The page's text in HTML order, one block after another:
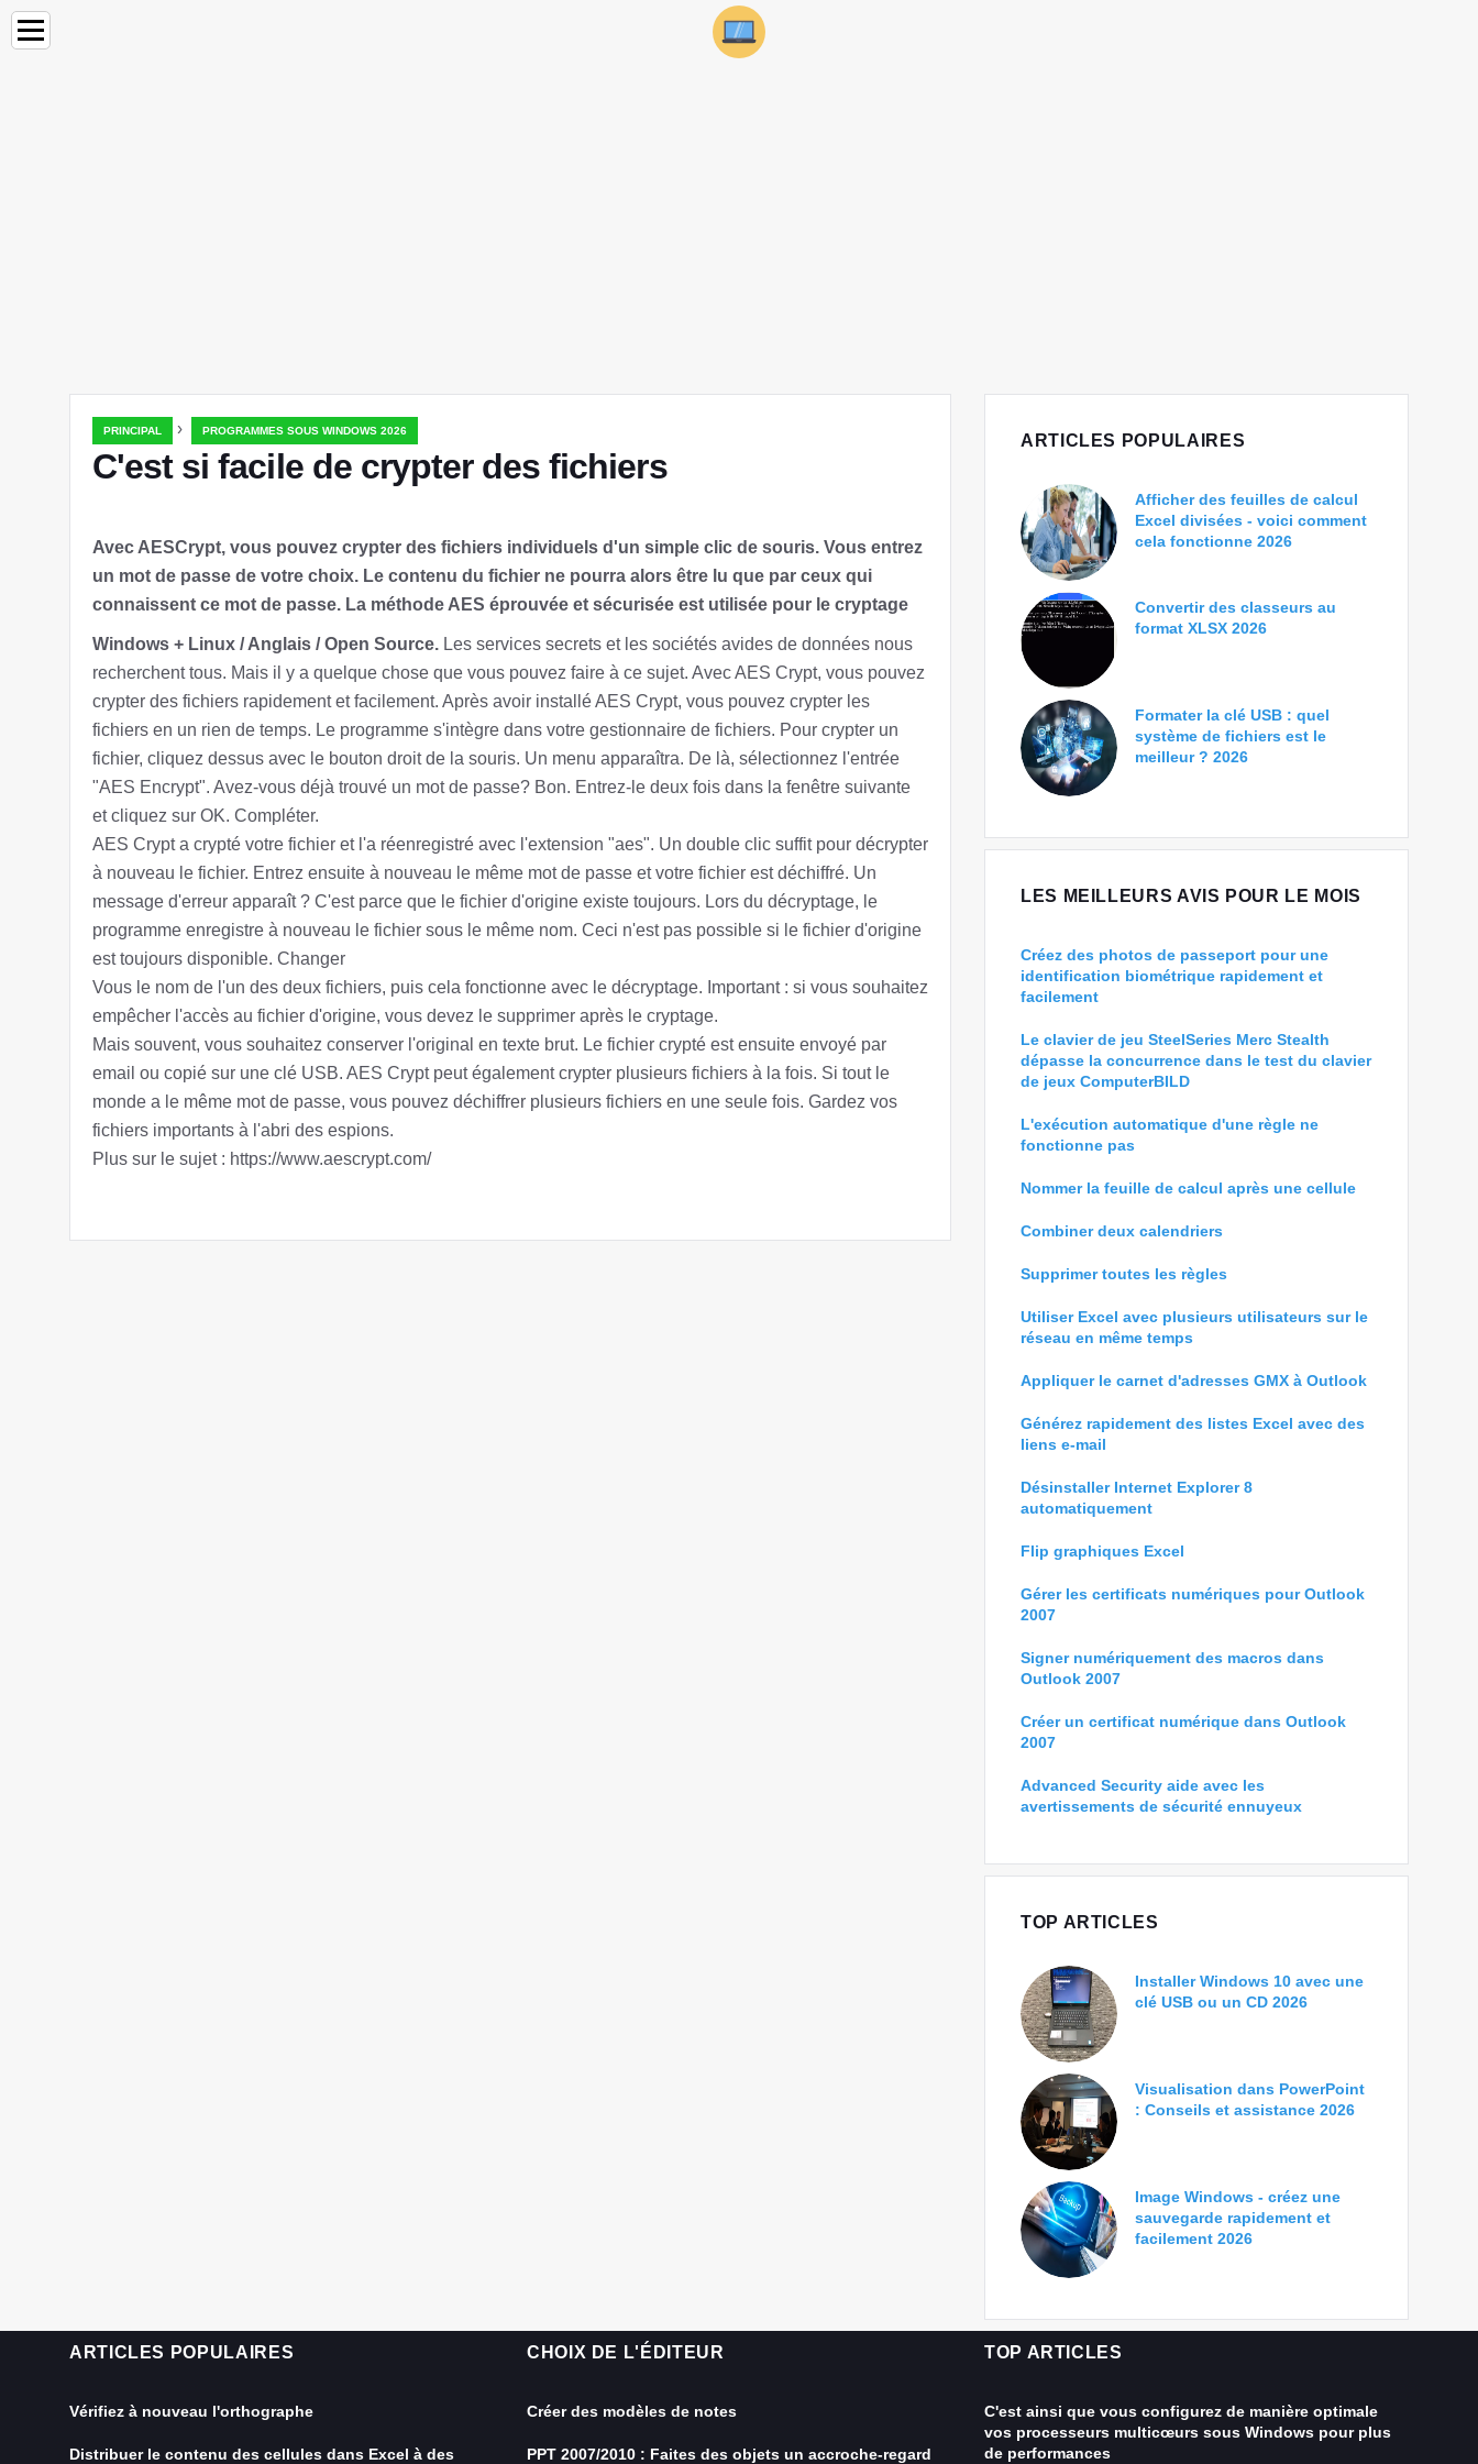
PRINCIPAL › PROGRAMMES SOUS WINDOWS 2026
C'est si facile de crypter des fichiers
Avec AESCrypt, vous pouvez crypter des fichiers individuels d'un simple clic de souris. Vous entrez
un mot de passe de votre choix. Le contenu du fichier ne pourra alors être lu que par ceux qui
connaissent ce mot de passe. La méthode AES éprouvée et sécurisée est utilisée pour le cryptage
Windows + Linux / Anglais / Open Source. Les services secrets et les sociétés avides de données nous
recherchent tous. Mais il y a quelque chose que vous pouvez faire à ce sujet. Avec AES Crypt, vous pouvez
crypter des fichiers rapidement et facilement. Après avoir installé AES Crypt, vous pouvez crypter les
fichiers en un rien de temps. Le programme s'intègre dans votre gestionnaire de fichiers. Pour crypter un
fichier, cliquez dessus avec le bouton droit de la souris. Un menu apparaîtra. De là, sélectionnez l'entrée
"AES Encrypt". Avez-vous déjà trouvé un mot de passe? Bon. Entrez-le deux fois dans la fenêtre suivante
et cliquez sur OK. Compléter.
AES Crypt a crypté votre fichier et l'a réenregistré avec l'extension "aes". Un double clic suffit pour décrypter
à nouveau le fichier. Entrez ensuite à nouveau le même mot de passe et votre fichier est déchiffré. Un
message d'erreur apparaît ? C'est parce que le fichier d'origine existe toujours. Lors du décryptage, le
programme enregistre à nouveau le fichier sous le même nom. Ceci n'est pas possible si le fichier d'origine
est toujours disponible. Changer
Vous le nom de l'un des deux fichiers, puis cela fonctionne avec le décryptage. Important : si vous souhaitez
empêcher l'accès au fichier d'origine, vous devez le supprimer après le cryptage.
Mais souvent, vous souhaitez conserver l'original en texte brut. Le fichier crypté est ensuite envoyé par
email ou copié sur une clé USB. AES Crypt peut également crypter plusieurs fichiers à la fois. Si tout le
monde a le même mot de passe, vous pouvez déchiffrer plusieurs fichiers en une seule fois. Gardez vos
fichiers importants à l'abri des espions.
Plus sur le sujet : https://www.aescrypt.com/
ARTICLES POPULAIRES
Afficher des feuilles de calcul
Excel divisées - voici comment
cela fonctionne 2026
Convertir des classeurs au
format XLSX 2026
Formater la clé USB : quel
système de fichiers est le
meilleur ? 2026
LES MEILLEURS AVIS POUR LE MOIS
Créez des photos de passeport pour une
identification biométrique rapidement et
facilement
Le clavier de jeu SteelSeries Merc Stealth
dépasse la concurrence dans le test du clavier
de jeux ComputerBILD
L'exécution automatique d'une règle ne
fonctionne pas
Nommer la feuille de calcul après une cellule
Combiner deux calendriers
Supprimer toutes les règles
Utiliser Excel avec plusieurs utilisateurs sur le
réseau en même temps
Appliquer le carnet d'adresses GMX à Outlook
Générez rapidement des listes Excel avec des
liens e-mail
Désinstaller Internet Explorer 8
automatiquement
Flip graphiques Excel
Gérer les certificats numériques pour Outlook
2007
Signer numériquement des macros dans
Outlook 2007
Créer un certificat numérique dans Outlook
2007
Advanced Security aide avec les
avertissements de sécurité ennuyeux
TOP ARTICLES
Installer Windows 10 avec une
clé USB ou un CD 2026
Visualisation dans PowerPoint
: Conseils et assistance 2026
Image Windows - créez une
sauvegarde rapidement et
facilement 2026
ARTICLES POPULAIRES
Vérifiez à nouveau l'orthographe
Distribuer le contenu des cellules dans Excel à des
CHOIX DE L'ÉDITEUR
Créer des modèles de notes
PPT 2007/2010 : Faites des objets un accroche-regard
TOP ARTICLES
C'est ainsi que vous configurez de manière optimale
vos processeurs multicœurs sous Windows pour plus
de performances